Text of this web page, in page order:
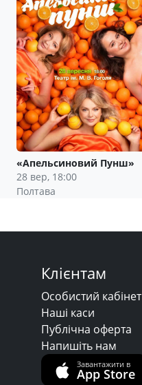
«Апельсиновий Пунш»
28 вер, 18:00
Полтава
Клієнтам
Особистий кабінет
Наші каси
Публічна оферта
Напишіть нам
Завантажити в
App Store